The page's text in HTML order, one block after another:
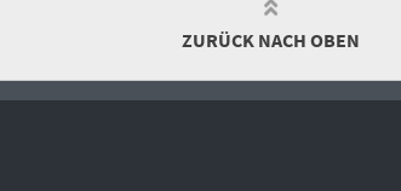
ZURÜCK NACH OBEN